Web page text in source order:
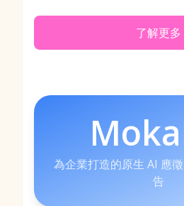
了解更多
為企業打造的原生 AI 應
告